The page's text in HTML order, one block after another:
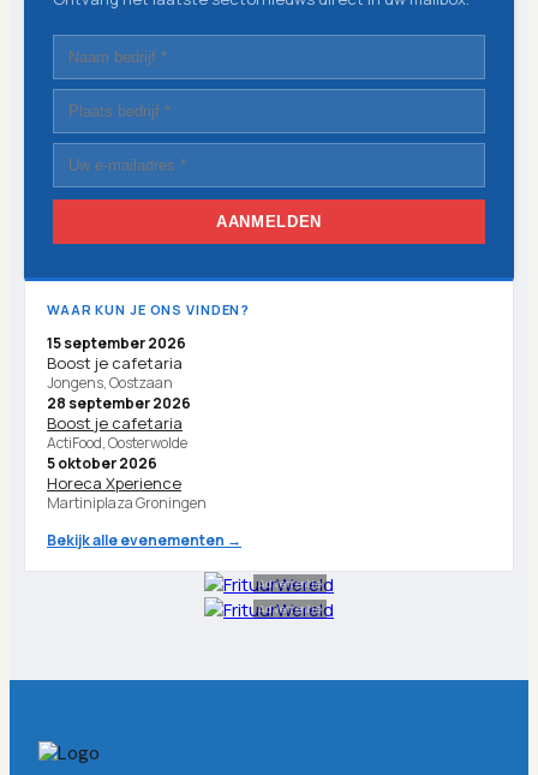
AANMELDEN
WAAR KUN JE ONS VINDEN?
15 september 2026
Boost je cafetaria
Jongens, Oostzaan
28 september 2026
Boost je cafetaria
ActiFood, Oosterwolde
5 oktober 2026
Horeca Xperience
Martiniplaza Groningen
Bekijk alle evenementen →
Advertentie
Advertentie